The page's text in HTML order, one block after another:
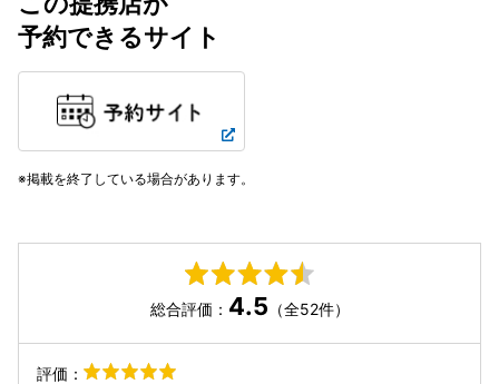
予約できるサイト
掲載を終了している場合があります。
総合評価： 4.5 （全52件）
評価：